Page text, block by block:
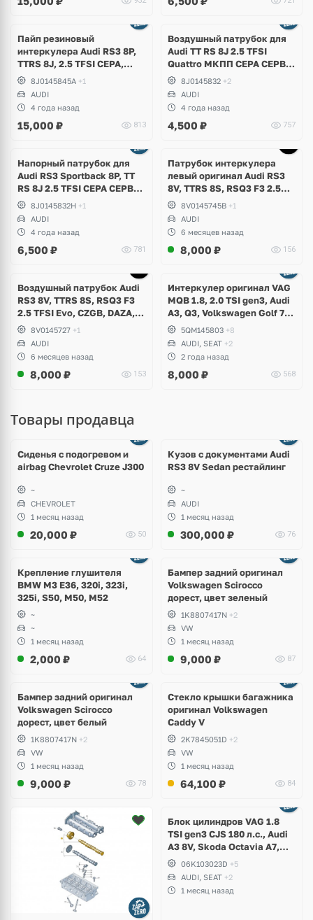
Пайп резиновый
интеркулера Audi RS3 8P,
TTRS 8J, 2.5 TFSI CEPA,
CEPB8J0145845A +1
AUDI
4 года назад
15,000 ₽ 813
Воздушный патрубок для
Audi TT RS 8J 2.5 TFSI
Quattro МКПП СEPA CEPB
EA8558J0145832 +2
AUDI
4 года назад
4,500 ₽ 757
Напорный патрубок для
Аudi RS3 Sportback 8P, TT
RS 8J 2.5 TFSI CEPA CEPB
EA855 DSG DQ500
8J0145832H +1
AUDI
4 года назад
6,500 ₽ 781
Патрубок интеркулера
левый оригинал Audi RS3
8V, TTRS 8S, RSQ3 F3 2.5
TFSI Evo, DAZA, DNWA,
DNWB
8V0145745B +1
AUDI
6 месяцев назад
8,000 ₽ 156
Воздушный патрубок Audi
RS3 8V, TTRS 8S, RSQ3 F3
2.5 TFSI Evo, CZGB, DAZA,
DNWA, DNWB
8V0145727 +1
AUDI
6 месяцев назад
8,000 ₽ 153
Интеркулер оригинал VAG
MQB 1.8, 2.0 TSI gen3, Audi
A3, Q3, Volkswagen Golf 7
Alltrack, Passat B8, Tiguan
2, Allspace, Taos, Arteon,
Skoda Kodiaq, Karoq,
Superb, Octavia
5QM145803 +8
AUDI, SEAT +2
2 года назад
8,000 ₽ 568
Товары продавца
Сиденья с подогревом и
airbag Chevrolet Cruze J300
~
CHEVROLET
1 месяц назад
20,000 ₽ 50
Кузов с документами Audi
RS3 8V Sedan рестайлинг
~
AUDI
1 месяц назад
300,000 ₽ 76
Крепление глушителя
BMW M3 E36, 320i, 323i,
325i, S50, M50, M52
~
~
1 месяц назад
2,000 ₽ 64
Бампер задний оригинал
Volkswagen Scirocco
дорест, цвет зеленый
1K8807417N +2
VW
1 месяц назад
9,000 ₽ 87
Бампер задний оригинал
Volkswagen Scirocco
дорест, цвет белый
1K8807417N +2
VW
1 месяц назад
9,000 ₽ 78
Стекло крышки багажника
оригинал Volkswagen
Caddy V
2K7845051D +2
VW
1 месяц назад
64,100 ₽ 84
2 фото
Блок цилиндров VAG 1.8
TSI gen3 CJS 180 л.с., Audi
A3 8V, Skoda Octavia A7,
Superb, Volkswagen Passat
B8, Golf VII Alltrack, Seat
Leon
06K103023D +5
AUDI, SEAT +2
1 месяц назад